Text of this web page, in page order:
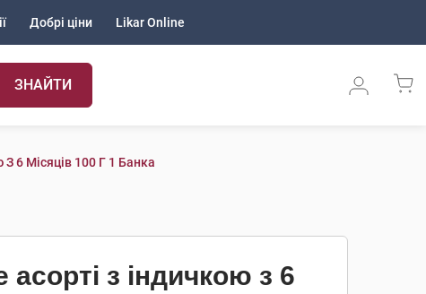
Добрі ціни Likar Online
ЗНАЙТИ
6 Місяців 100 Г 1 Банка
з індичкою з 6